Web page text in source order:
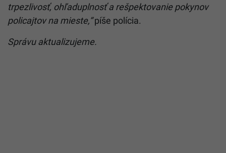
trpezlivosť, ohľaduplnosť a rešpektovanie pokynov
policajtov na mieste,“píše polícia.
Správu aktualizujeme.